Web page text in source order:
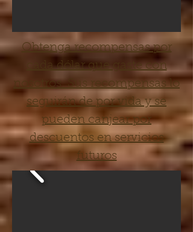
Obtenga recompensas por
cada dólar que gaste con
nosotros. Sus recompensas lo
seguirán de por vida y se
pueden canjear por
descuentos en servicios
futuros